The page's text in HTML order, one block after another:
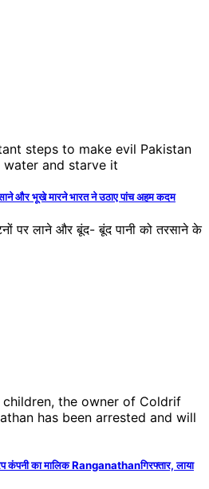
और भूखे मारने भारत ने उठाए पांच अहम कदम
पर लाने और बूंद- बूंद पानी को तरसाने के
कंपनी का मालिक Ranganathanगिरफ्तार, लाया